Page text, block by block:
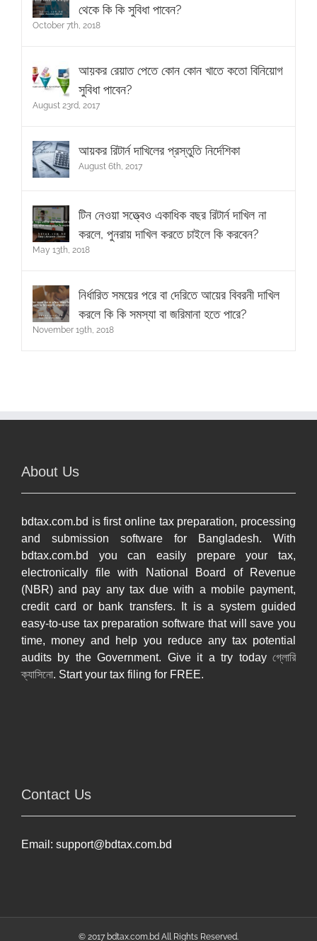
থেকে কি কি সুবিধা পাবেন?
October 7th, 2018
আয়কর রেয়াত পেতে কোন কোন খাতে কতো বিনিয়োগ
সুবিধা পাবেন?
August 23rd, 2017
আয়কর রিটার্ন দাখিলের প্রস্তুতি নির্দেশিকা
August 6th, 2017
টিন নেওয়া সত্ত্বেও একাধিক বছর রিটার্ন দাখিল না
করলে, পুনরায় দাখিল করতে চাইলে কি করবেন?
May 13th, 2018
নির্ধারিত সময়ের পরে বা দেরিতে আয়ের বিবরনী দাখিল
করলে কি কি সমস্যা বা জরিমানা হতে পারে?
November 19th, 2018
About Us
bdtax.com.bd is first online tax preparation, processing
and submission software for Bangladesh. With
bdtax.com.bd you can easily prepare your tax,
electronically file with National Board of Revenue
(NBR) and pay any tax due with a mobile payment,
credit card or bank transfers. It is a system guided
easy-to-use tax preparation software that will save you
time, money and help you reduce any tax potential
audits by the Government. Give it a try today গ্লোরি
ক্যাসিনো. Start your tax filing for FREE.
Contact Us
Email: support@bdtax.com.bd
© 2017 bdtax.com.bd All Rights Reserved.